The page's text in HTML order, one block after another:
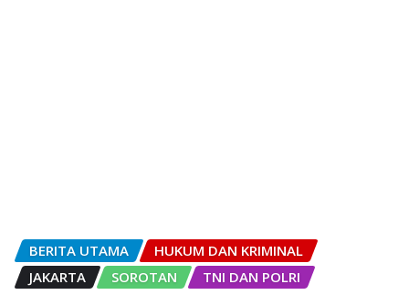
BERITA UTAMA
HUKUM DAN KRIMINAL
JAKARTA
SOROTAN TNI DAN POLRI